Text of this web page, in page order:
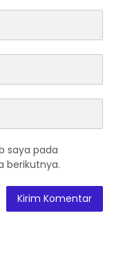
saya pada
berikutnya.